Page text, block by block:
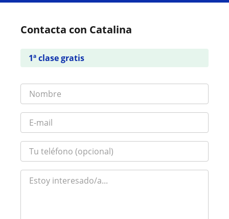
Contacta con Catalina
1ª clase gratis